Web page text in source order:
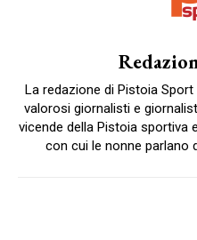
La redazione di Pistoia
valorosi giornalisti e
vicende della Pistoia
con cui le nonne parlano